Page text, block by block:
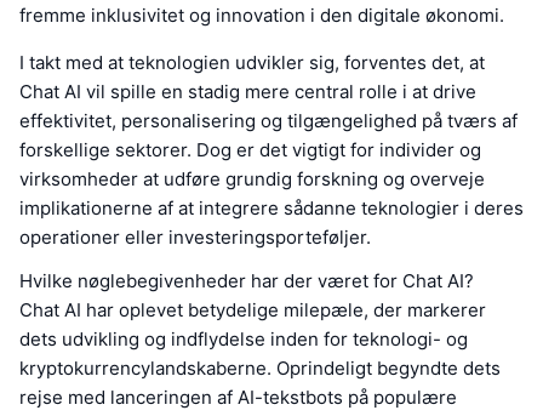
fremme inklusivitet og innovation i den digitale økonomi.
I takt med at teknologien udvikler sig, forventes det, at
Chat AI vil spille en stadig mere central rolle i at drive
effektivitet, personalisering og tilgængelighed på tværs af
forskellige sektorer. Dog er det vigtigt for individer og
virksomheder at udføre grundig forskning og overveje
implikationerne af at integrere sådanne teknologier i deres
operationer eller investeringsporteføljer.
Hvilke nøglebegivenheder har der været for Chat AI?
Chat AI har oplevet betydelige milepæle, der markerer
dets udvikling og indflydelse inden for teknologi- og
kryptokurrencylandskaberne. Oprindeligt begyndte dets
rejse med lanceringen af AI-tekstbots på populære